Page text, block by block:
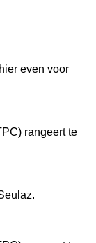
even voor
rangeert te